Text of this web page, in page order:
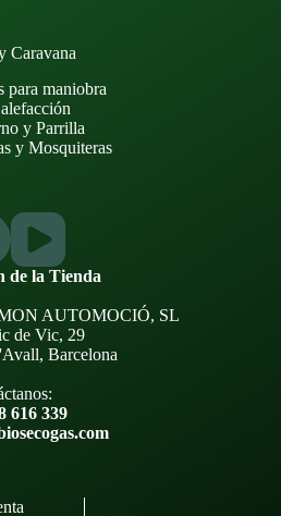
Caravana
para maniobra
y Parrilla
y Mosquiteras
de la Tienda
AUTOMOCIÓ, SL
de Vic, 29
Barcelona
616 339